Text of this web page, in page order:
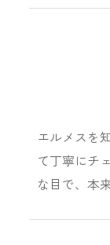
エルメスを
て丁寧にチ
な目で、本